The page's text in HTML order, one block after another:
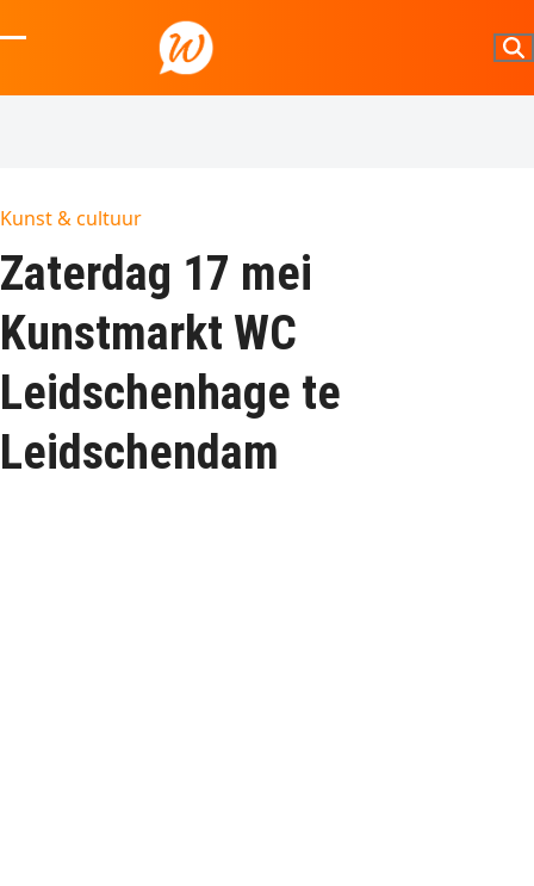
to
mobile
mobile
Kunst & cultuur
Zaterdag 17 mei
Kunstmarkt WC
Leidschenhage te
Leidschendam